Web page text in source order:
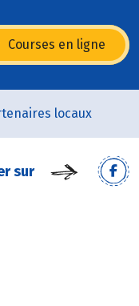
Courses en ligne
locaux
sur